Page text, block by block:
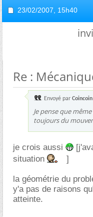
23/02/2007, 15h40
Re :
Envoyé par Coincoin
Je pense que
toujours du
je crois aussi
situation
]
la géométrie du
y'a pas de raisons
atteinte.